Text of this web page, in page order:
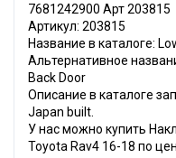
7681242900 Арт 203815
Артикул: 203815
Название в каталоге:
Альтернативное
Back Door
Описание в каталоге
Japan built.
У нас можно купить
Toyota Rav4 16-18 по